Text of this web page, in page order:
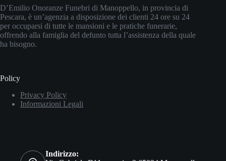
D’Emilio Onoranze Funebri di Manoppello, in provincia di
Pescara, è un’agenzia a disposizione dei clienti 24 ore su 24
per occuparsi di tutte le mansioni e le pratiche funerarie,
offrendo alla famiglia del defunto tutta l’assistenza della quale
ha bisogno.
Policy
Privacy Policy
Informazioni Legali
Indirizzo: